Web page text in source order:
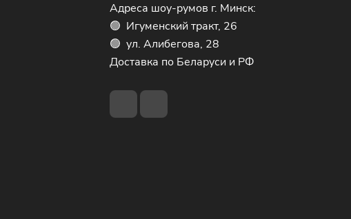
Адреса шоу-румов г. Минск:
🟢 Игуменский тракт, 26
🟢 ул. Алибегова, 28
Доставка по Беларуси и РФ